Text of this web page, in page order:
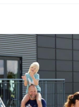
vælge